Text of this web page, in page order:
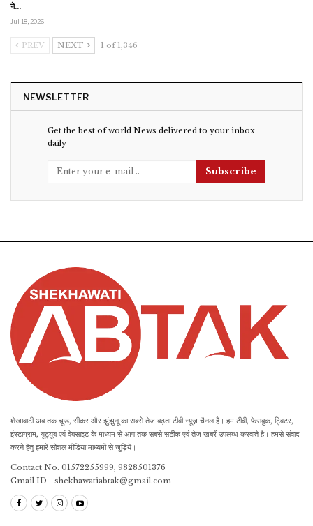
ने…
Jul 18, 2026
PREV NEXT 1 of 1,346
NEWSLETTER
Get the best of world News delivered to your inbox
daily
Subscribe
शेखावाटी अब तक चूरू, सीकर और झुंझुनू का सबसे तेज बढ़ता टीवी न्यूज़ चैनल है। हम टीवी, फेसबुक, ट्विटर,
इंस्टाग्राम, यूट्यूब एवं वेबसाइट के माध्यम से आप तक सबसे सटीक एवं तेज खबरें उपलब्ध करवाते है। हमसे संवाद
करने हेतु हमारे सोशल मीडिया माध्यमों से जुड़िये।
Contact No. 01572255999, 9828501376
Gmail ID - shekhawatiabtak@gmail.com